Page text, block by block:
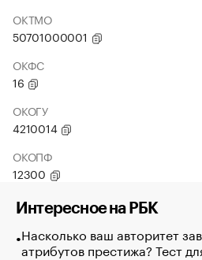
ОКТМО
50701000001
ОКФС
16
ОКОГУ
4210014
ОКОПФ
12300
Интересное на РБК
Насколько ваш авторитет
атрибутов престижа? Тест